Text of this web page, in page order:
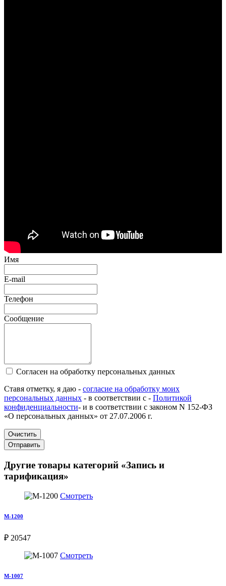
Имя
E-mail
Телефон
Сообщение
Согласен на обработку персональных данных
Ставя отметку, я даю - согласие на обработку моих
персональных данных - в соответствии с - Политикой
конфиденциальности- и в соответствии с законом N 152-ФЗ
«О персональных данных» от 27.07.2006 г.
Очистить
Отправить
Другие товары категорий «Запись и
тарификация»
Смотреть
M-1200
₽ 20547
Смотреть
M-1007